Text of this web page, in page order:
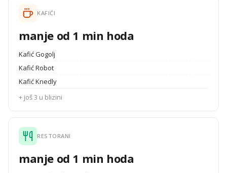
KAFIĆI
manje od 1 min hoda
Kafić Gogolj
Kafić Robot
Kafić Knedly
+ još 3 u blizini
RESTORANI
manje od 1 min hoda